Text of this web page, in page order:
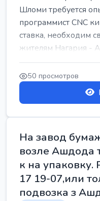
Шломи требуется
программист CNC
ставка, необходим
жителям Нагария -
50 просмотров
На завод
возле Ашдода
к на упаковку.
17 19-07,или
подвозка з